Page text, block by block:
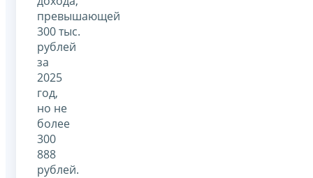
превышающей
300 тыс.
рублей
за
2025
год,
но не
более
300
888
рублей.